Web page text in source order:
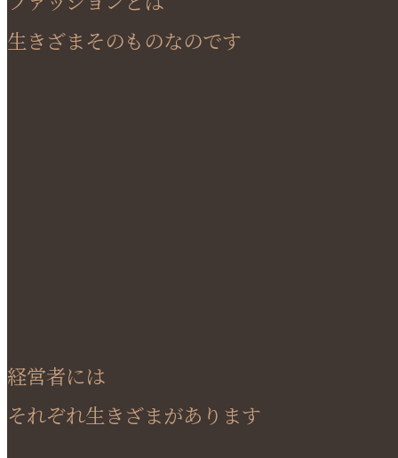
生きざまそのものなのです
経営者には
それぞれ生きざまがあります